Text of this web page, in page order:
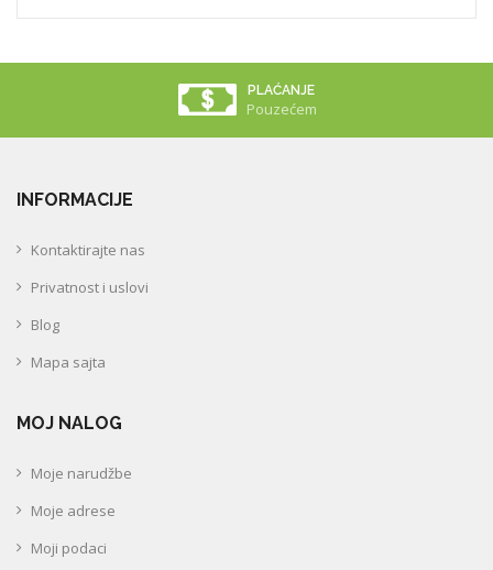
PLAĆANJE
Pouzećem
INFORMACIJE
Kontaktirajte nas
Privatnost i uslovi
Blog
Mapa sajta
MOJ NALOG
Moje narudžbe
Moje adrese
Moji podaci